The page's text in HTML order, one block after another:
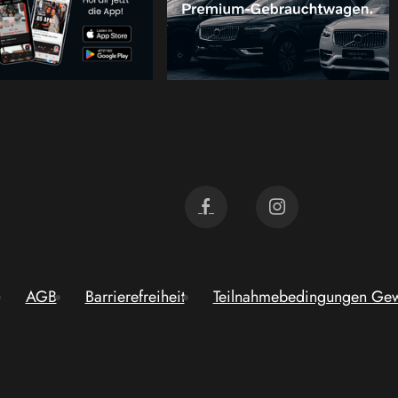
AGB Barrierefreiheit Teilnahmebedingungen